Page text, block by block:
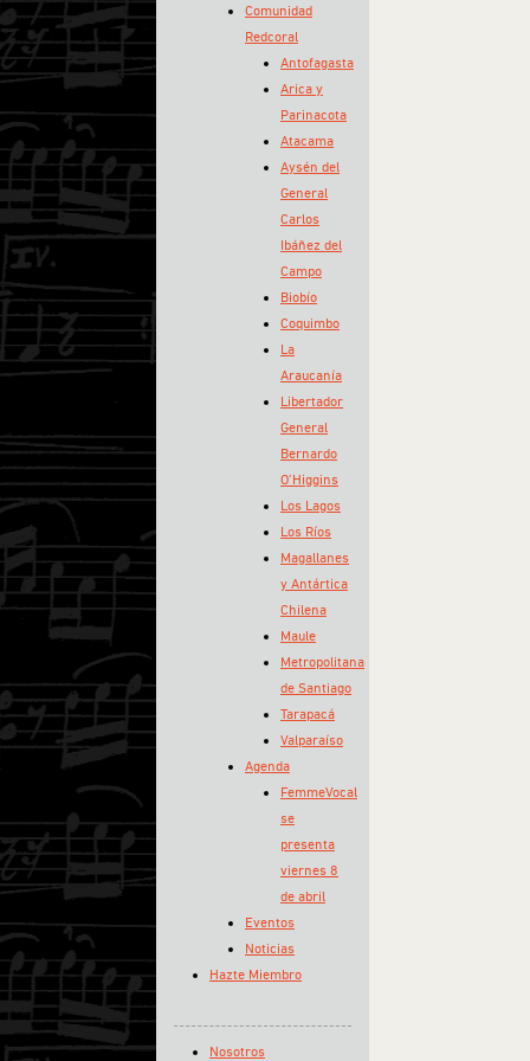
Comunidad
Redcoral
Antofagasta
Arica y
Parinacota
Atacama
Aysén del
General
Carlos
Ibáñez del
Campo
Biobío
Coquimbo
La
Araucanía
Libertador
General
Bernardo
O’Higgins
Los Lagos
Los Ríos
Magallanes
y Antártica
Chilena
Maule
Metropolitana
de Santiago
Tarapacá
Valparaíso
Agenda
FemmeVocal
se
presenta
viernes 8
de abril
Eventos
Noticias
Hazte Miembro
Nosotros